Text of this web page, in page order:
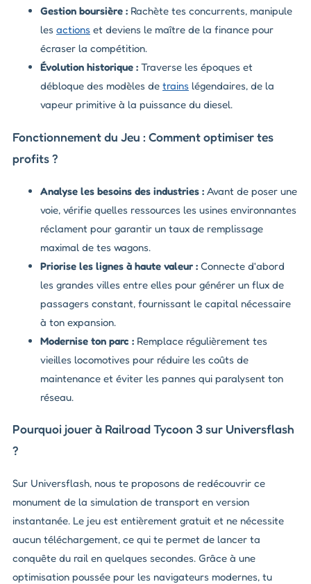
Gestion boursière : Rachète tes concurrents, manipule
les actions et deviens le maître de la finance pour
écraser la compétition.
Évolution historique : Traverse les époques et
débloque des modèles de trains légendaires, de la
vapeur primitive à la puissance du diesel.
Fonctionnement du Jeu : Comment optimiser tes
profits ?
Analyse les besoins des industries : Avant de poser une
voie, vérifie quelles ressources les usines environnantes
réclament pour garantir un taux de remplissage
maximal de tes wagons.
Priorise les lignes à haute valeur : Connecte d'abord
les grandes villes entre elles pour générer un flux de
passagers constant, fournissant le capital nécessaire
à ton expansion.
Modernise ton parc : Remplace régulièrement tes
vieilles locomotives pour réduire les coûts de
maintenance et éviter les pannes qui paralysent ton
réseau.
Pourquoi jouer à Railroad Tycoon 3 sur Universflash
?
Sur Universflash, nous te proposons de redécouvrir ce
monument de la simulation de transport en version
instantanée. Le jeu est entièrement gratuit et ne nécessite
aucun téléchargement, ce qui te permet de lancer ta
conquête du rail en quelques secondes. Grâce à une
optimisation poussée pour les navigateurs modernes, tu